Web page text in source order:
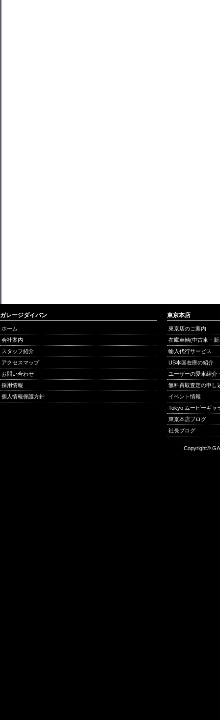
ガレージダイバン
ホーム
会社案内
スタッフ紹介
アクセスマップ
お問い合わせ
採用情報
個人情報保護方針
東京本店
東京店のご案内
在庫車輌(中古車・
輸入代行サービス
US本国在庫の紹介
ユーザーの愛車紹介
無料買取査定の申し
イベント情報
Tokyo ムービーギャ
東京本店ブログ
社長ブログ
Copyright©